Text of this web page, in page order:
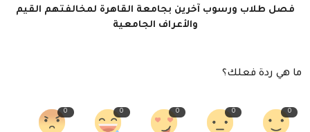
فصل طلاب ورسوب آخرين بجامعة القاهرة لمخالفتهم القيم
والأعراف الجامعية
ما هي ردة فعلك؟
0
0
0
0
0